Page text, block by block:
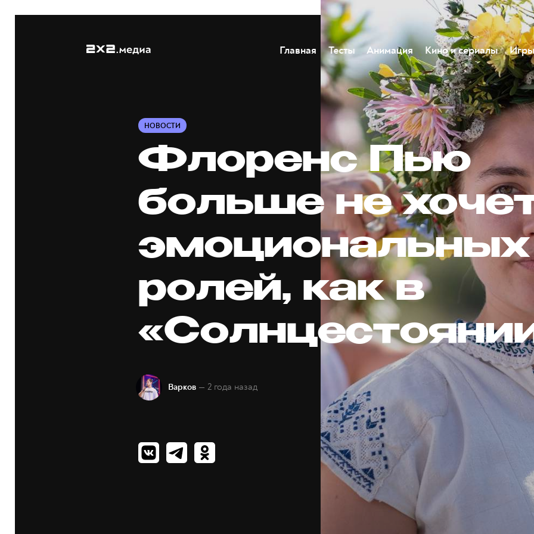
Главная Тесты Анимация Кино и сериалы Игры
НОВОСТИ
Флоренс Пью
больше не
эмоциональных
ролей, как в
Варков — 2 года назад